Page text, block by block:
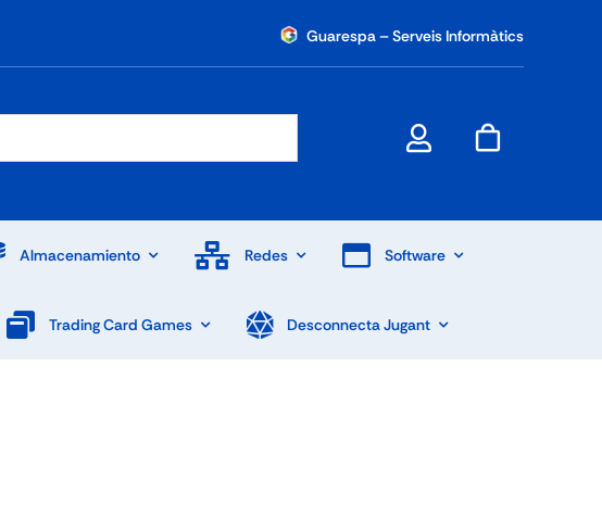
Guarespa – Serveis Informàtics
Almacenamiento Redes Software
Trading Card Games Desconnecta Jugant